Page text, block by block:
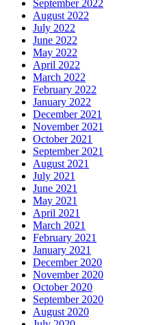
September 2022
August 2022
July 2022
June 2022
May 2022
April 2022
March 2022
February 2022
January 2022
December 2021
November 2021
October 2021
September 2021
August 2021
July 2021
June 2021
May 2021
April 2021
March 2021
February 2021
January 2021
December 2020
November 2020
October 2020
September 2020
August 2020